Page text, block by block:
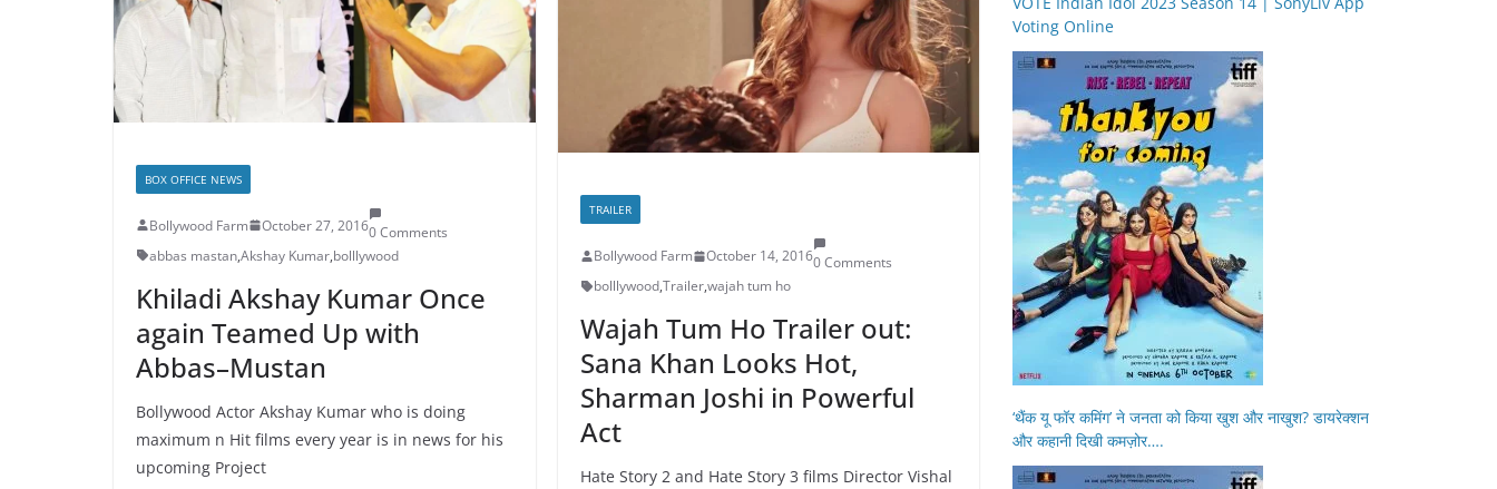
BOX OFFICE NEWS
Bollywood Farm October 27, 20160 Comments
abbas mastan,Akshay Kumar,bolllywood
Khiladi Akshay Kumar Once
again Teamed Up with
Abbas–Mustan
Bollywood Actor Akshay Kumar who is doing
maximum n Hit films every year is in news for his
upcoming Project
TRAILER
Bollywood Farm October 14, 20160 Comments
bolllywood,Trailer,wajah tum ho
Wajah Tum Ho Trailer out:
Sana Khan Looks Hot,
Sharman Joshi in Powerful
Act
Hate Story 2 and Hate Story 3 films Director Vishal
Voting Online
‘थैंक यू फॉर कमिंग’ ने जनता को किया खुश और नाखुश? डायरेक्शन
और कहानी दिखी कमज़ोर….